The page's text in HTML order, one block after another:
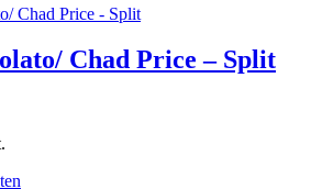
Chad Price – Split